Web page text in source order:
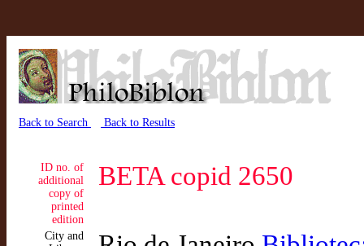
Back to Search Back to Results
ID no. of
additional
copy of
printed
edition
BETA copid 2650
City and